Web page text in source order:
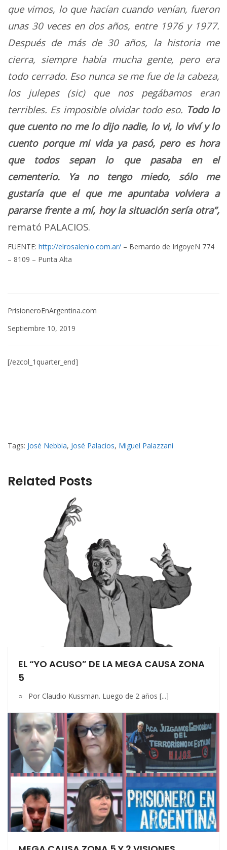
que vimos, lo que hacían cuando venían, fueron
unas 30 veces en dos años, entre 1976 y 1977.
Después de más de 30 años, la historia me
cierra, siempre había mucha gente, pero era
todo cerrado. Eso nunca se me fue de la cabeza,
los julepes (sic) que nos pegábamos eran
terribles. Es imposible olvidar todo eso. Todo lo
que cuento no me lo dijo nadie, lo vi, lo viví y lo
cuento porque mi vida ya pasó, pero es hora
que todos sepan lo que pasaba en el
cementerio. Ya no tengo miedo, sólo me
gustaría que el que me apuntaba volviera a
pararse frente a mí, hoy la situación sería otra”,
remató PALACIOS.
FUENTE: http://elrosalenio.com.ar/ – Bernardo de IrigoyeN 774
– 8109 – Punta Alta
PrisioneroEnArgentina.com
Septiembre 10, 2019
[/ezcol_1quarter_end]
Tags: José Nebbia, José Palacios, Miguel Palazzani
Related Posts
EL “YO ACUSO” DE LA MEGA CAUSA ZONA
5
○ Por Claudio Kussman. Luego de 2 años [...]